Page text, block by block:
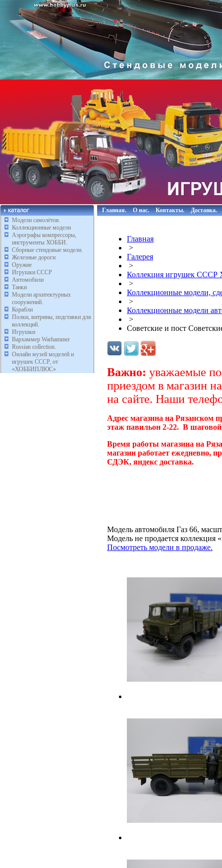
Модели самолётов.
Коллекционные модели
Аэрографы компрессоры,
инструменты ХОББИ.
Сборные стендовые модели.
Железные дороги
Оружие
Игрушки СССР
Автомобили
Танки
Модели архитектурных
сооружений.
Корабли
Полки, витрины, подставки для
коллекций.
Игрушки
Вархаммер Warhammer
Russian collection.
Онлайн музей моделей и
игрушек СССР, от
«ХОББИПЛЮС»
Главная. О нас. Контакты. Доставка.
Главная
>
Галерея
>
Коллекция игрушек
>
Коллекционные модели,
>
Коллекционные модели
>
Советские и пост
Важно: уважаемые
приездом в магазин
на сайте. Наши
Адрес магазина на Рязанском
этаж павильон 2-22. В
Время работы магазина на
магазин работает ежедневно,
СДЭК, яндекс доставка.
Модель автомобиля Газ 66,
Модель не продается
Посмотреть модели в продаже.